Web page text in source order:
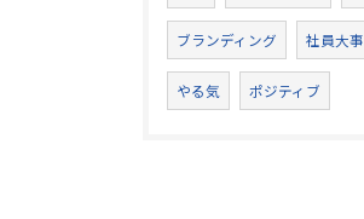
ブランディング 社員大事
やる気 ポジティブ